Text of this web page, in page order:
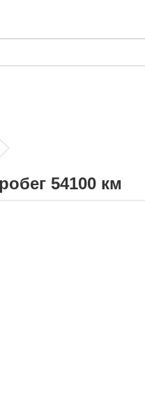
54100 км